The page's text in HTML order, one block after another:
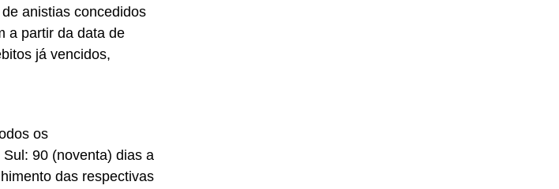
anistias concedidos
a partir da data de
já vencidos,
os
90 (noventa) dias a
das respectivas